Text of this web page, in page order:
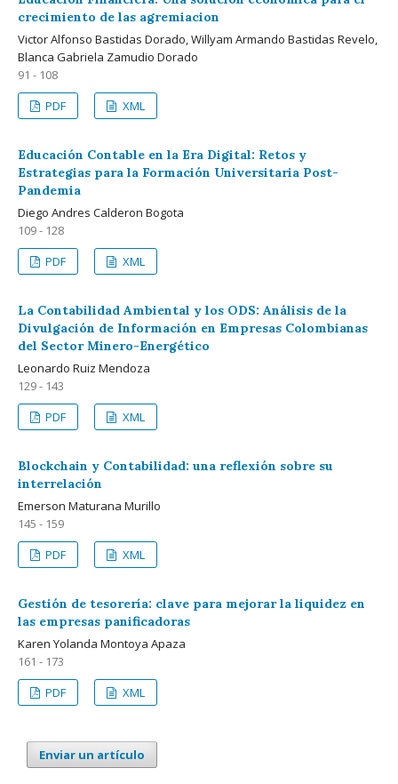
crecimiento de las agremiacion
Victor Alfonso Bastidas Dorado, Willyam Armando Bastidas Revelo,
Blanca Gabriela Zamudio Dorado
91 - 108
PDF
XML
Educación Contable en la Era Digital: Retos y
Estrategias para la Formación Universitaria Post-
Pandemia
Diego Andres Calderon Bogota
109 - 128
PDF
XML
La Contabilidad Ambiental y los ODS: Análisis de la
Divulgación de Información en Empresas Colombianas
del Sector Minero-Energético
Leonardo Ruiz Mendoza
129 - 143
PDF
XML
Blockchain y Contabilidad: una reflexión sobre su
interrelación
Emerson Maturana Murillo
145 - 159
PDF
XML
Gestión de tesorería: clave para mejorar la liquidez en
las empresas panificadoras
Karen Yolanda Montoya Apaza
161 - 173
PDF
XML
Enviar un artículo